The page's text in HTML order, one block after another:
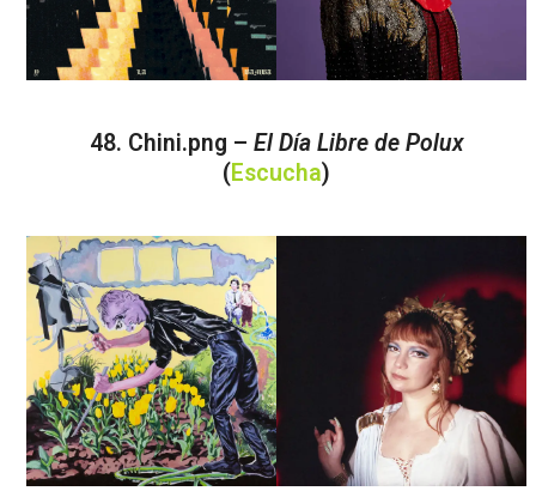
48. Chini.png – El Día Libre de Polux
(Escucha)